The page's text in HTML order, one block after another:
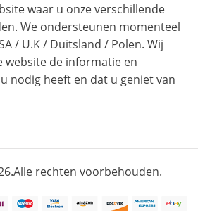
waar u onze verschillende
We ondersteunen momenteel
/ U.K/ Duitsland / Polen. Wij
website de informatie en
nodig heeft en dat u geniet van
rechten voorbehouden.